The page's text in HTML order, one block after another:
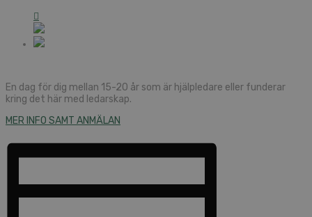
En dag för dig mellan 15-20 år som är hjälpledare eller funderar
kring det här med ledarskap.
MER INFO SAMT ANMÄLAN